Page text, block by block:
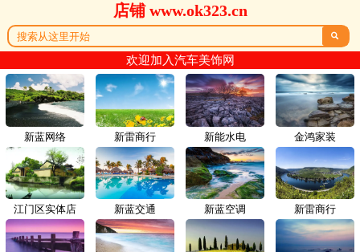
店铺 www.ok323.cn

欢迎加入汽车美饰网
新蓝网络 新雷商行
江门区实体店 新蓝交通
新能水电 金鸿家装
新蓝空调 新雷商行